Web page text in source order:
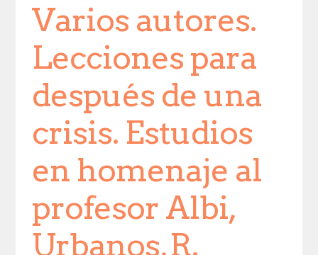
Varios autores.
Lecciones para
después de una
crisis. Estudios
en homenaje al
profesor Albi,
Urbanos, R.